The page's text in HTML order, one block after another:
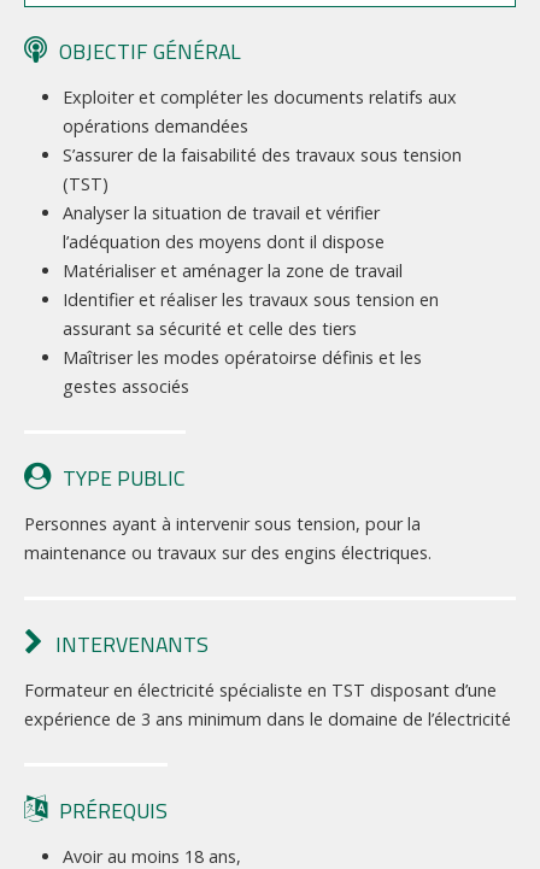
OBJECTIF GÉNÉRAL
Exploiter et compléter les documents relatifs aux
opérations demandées
S’assurer de la faisabilité des travaux sous tension
(TST)
Analyser la situation de travail et vérifier
l’adéquation des moyens dont il dispose
Matérialiser et aménager la zone de travail
Identifier et réaliser les travaux sous tension en
assurant sa sécurité et celle des tiers
Maîtriser les modes opératoirse définis et les
gestes associés
TYPE PUBLIC
Personnes ayant à intervenir sous tension, pour la
maintenance ou travaux sur des engins électriques.
INTERVENANTS
Formateur en électricité spécialiste en TST disposant d’une
expérience de 3 ans minimum dans le domaine de l’électricité
PRÉREQUIS
Avoir au moins 18 ans,